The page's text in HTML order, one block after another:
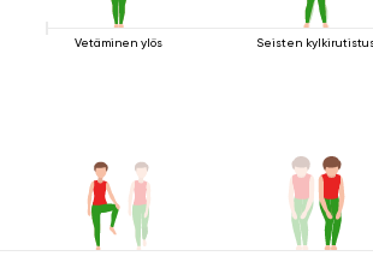
Vetäminen ylös Seisten